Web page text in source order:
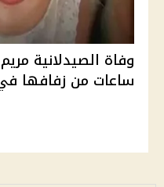
وفاة الصيدلانية
ساعات من زفافها